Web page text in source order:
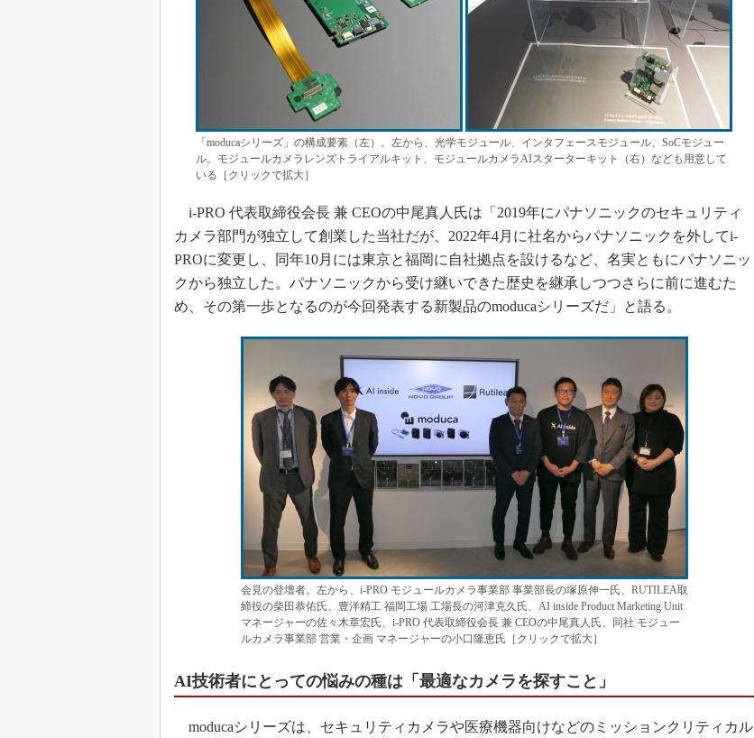
「moducaシリーズ」の構成要素（左）。左から、光学モジュール、インタフェースモジュール、SoCモジュー
ル。モジュールカメラレンズトライアルキット、モジュールカメラAIスターターキット（右）なども用意して
いる［クリックで拡大］
i-PRO 代表取締役会長 兼 CEOの中尾真人氏は「2019年にパナソニックのセキュリティ
カメラ部門が独立して創業した当社だが、2022年4月に社名からパナソニックを外してi-
PROに変更し、同年10月には東京と福岡に自社拠点を設けるなど、名実ともにパナソニッ
クから独立した。パナソニックから受け継いできた歴史を継承しつつさらに前に進むた
め、その第一歩となるのが今回発表する新製品のmoducaシリーズだ」と語る。
会見の登壇者。左から、i-PRO モジュールカメラ事業部 事業部長の塚原伸一氏、RUTILEA取
締役の柴田恭佑氏、豊洋精工 福岡工場 工場長の河津克久氏、AI inside Product Marketing Unit
マネージャーの佐々木章宏氏、i-PRO 代表取締役会長 兼 CEOの中尾真人氏、同社 モジュー
ルカメラ事業部 営業・企画 マネージャーの小口隆恵氏［クリックで拡大］
AI技術者にとっての悩みの種は「最適なカメラを探すこと」
moducaシリーズは、セキュリティカメラや医療機器向けなどのミッションクリティカル